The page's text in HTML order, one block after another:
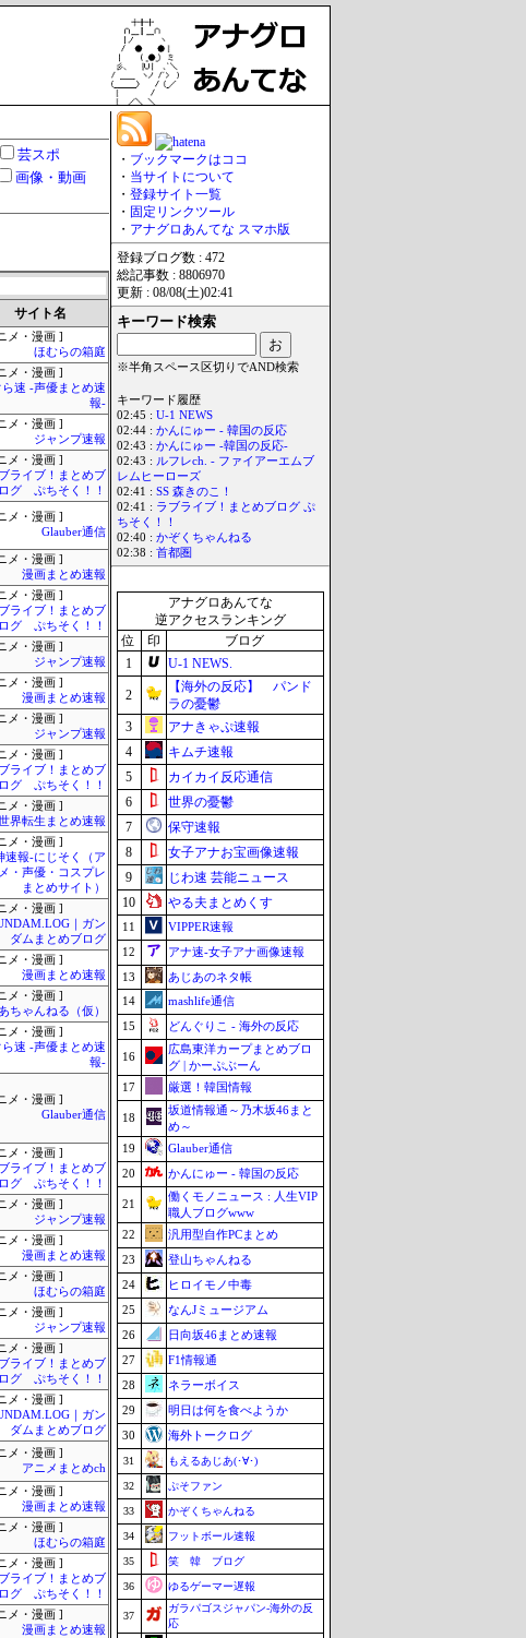
芸スポ
画像・動画
サイト名
メ・漫画 ]
ほむらの箱庭
メ・漫画 ]
ら速 -声優まとめ速
報-
メ・漫画 ]
ジャンプ速報
メ・漫画 ]
ライブ！まとめブ
ログ ぷちそく！！
メ・漫画 ]
Glauber通信
メ・漫画 ]
漫画まとめ速報
メ・漫画 ]
ライブ！まとめブ
ログ ぷちそく！！
メ・漫画 ]
ジャンプ速報
メ・漫画 ]
漫画まとめ速報
メ・漫画 ]
ジャンプ速報
メ・漫画 ]
ライブ！まとめブ
ログ ぷちそく！！
メ・漫画 ]
界転生まとめ速報
メ・漫画 ]
速報-にじそく（ア
・声優・コスプレ
まとめサイト）
メ・漫画 ]
｜ガン
ダムまとめブログ
メ・漫画 ]
漫画まとめ速報
メ・漫画 ]
ちゃんねる（仮）
メ・漫画 ]
ら速 -声優まとめ速
報-
メ・漫画 ]
Glauber通信
メ・漫画 ]
ライブ！まとめブ
ログ ぷちそく！！
メ・漫画 ]
ジャンプ速報
メ・漫画 ]
漫画まとめ速報
メ・漫画 ]
ほむらの箱庭
メ・漫画 ]
ジャンプ速報
メ・漫画 ]
ライブ！まとめブ
ログ ぷちそく！！
メ・漫画 ]
｜ガン
ダムまとめブログ
メ・漫画 ]
アニメまとめch
メ・漫画 ]
漫画まとめ速報
メ・漫画 ]
ほむらの箱庭
メ・漫画 ]
ライブ！まとめブ
ログ ぷちそく！！
メ・漫画 ]
漫画まとめ速報
・ ブックマークはココ
・ 当サイトについて
・ 登録サイト一覧
・ 固定リンクツール
・ アナグロあんてな スマホ版
登録ブログ数 : 472
総記事数 : 8806970
更新 : 08/08(土)02:41
キーワード検索
※半角スペース区切りでAND検索
キーワード履歴
02:45 : U-1 NEWS
02:44 : かんにゅー - 韓国の反応
02:43 : かんにゅー -韓国の反応-
02:43 : ルフレch. - ファイアーエムブ
レムヒーローズ
02:41 : SS 森きのこ！
02:41 : ラブライブ！まとめブログ ぷ
ちそく！！
02:40 : かぞくちゃんねる
02:38 : 首都圏
アナグロあんてな
逆アクセスランキング
位
印
ブログ
1
U-1 NEWS.
2
【海外の反応】 パンド
ラの憂鬱
3
アナきゃぷ速報
4
キムチ速報
5
カイカイ反応通信
6
世界の憂鬱
7
保守速報
8
女子アナお宝画像速報
9
じわ速 芸能ニュース
10
やる夫まとめくす
11
VIPPER速報
12
アナ速‐女子アナ画像速報
13
あじあのネタ帳
14
mashlife通信
15
どんぐりこ - 海外の反応
16
広島東洋カープまとめブロ
グ | かーぷぶーん
17
厳選！韓国情報
18
坂道情報通～乃木坂46まと
め～
19
Glauber通信
20
かんにゅー - 韓国の反応
21
働くモノニュース : 人生VIP
職人ブログwww
22
汎用型自作PCまとめ
23
登山ちゃんねる
24
ヒロイモノ中毒
25
なんJミュージアム
26
日向坂46まとめ速報
27
F1情報通
28
ネラーボイス
29
明日は何を食べようか
30
海外トークログ
31 もえるあじあ(･∀･)
32 ぷそファン
33 かぞくちゃんねる
34 フットボール速報
35 笑 韓 ブログ
36 ゆるゲーマー遅報
37
ガラパゴスジャパン-海外の反
応